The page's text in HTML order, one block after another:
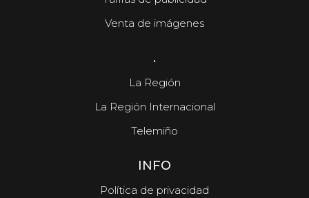
Venta de imágenes
.
La Región
La Región Internacional
Telemiño
INFO
Política de privacidad